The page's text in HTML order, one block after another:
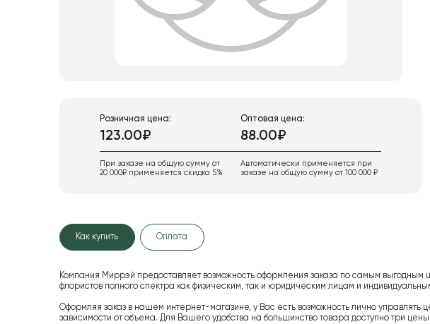
Розничная цена:
123.00₽
При заказе на общую сумму от
20 000₽ применяется скидка 5%
Оптовая цена:
88.00₽
Автоматически применяется при
заказе на общую сумму от 100 000 ₽
Как купить Оплата
Компания Миррэй предоставляет возможность оформления заказа по самым выгодным
флористов полного спектра как физическим, так и юридическим лицам и
Оформляя заказ в нашем интернет-магазине, у Вас есть возможность лично управлять
зависимости от объема. Для Вашего удобства на большинство товара доступно три цены: